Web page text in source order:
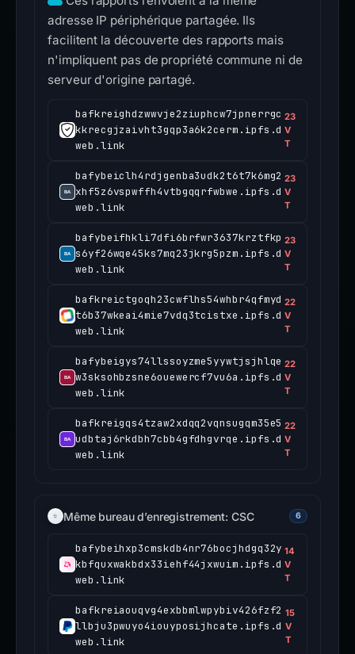
adresse IP périphérique partagée. Ils
facilitent la découverte des rapports mais
n'impliquent pas de propriété commune ni de
serveur d'origine partagé.
bafkreighdzwwvje2ziuphcw7jpnerrgc
kkrecgjzaivht3gqp3a6k2cerm.ipfs.d
web.link
23
V
T
bafybeiclh4rdjgenba3udk2t6t7k6mg2
xhf5z6vspwffh4vtbgqqrfwbwe.ipfs.d
web.link
23
V
T
bafybeifhkli7dfi6brfwr3637krztfkp
s6yf26wqe45ks7mq23jkrg5pzm.ipfs.d
web.link
23
V
T
bafkreictgoqh23cwflhs54whbr4qfmyd
t6b37wkeai4mie7vdq3tcistxe.ipfs.d
web.link
22
V
T
bafybeigys74llssoyzme5yywtjsjhlqe
w3sksohbzsne6ouewercf7vu6a.ipfs.d
web.link
22
V
T
bafkreigqs4tzaw2xdqq2vqnsugqm35e5
udbtaj6rkdbh7cbb4gfdhgvrqe.ipfs.d
web.link
22
V
T
Même bureau d’enregistrement: CSC 6
bafybeihxp3cmskdb4nr76bocjhdgq32y
kbfquxwakbdx33iehf44jxwuim.ipfs.d
web.link
14
V
T
bafkreiaouqvg4exbbmlwpybiv426fzf2
llbju3pwuyo4iouyposijhcate.ipfs.d
web.link
15
V
T